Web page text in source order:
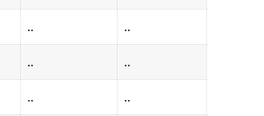
.. ..
.. ..
.. ..